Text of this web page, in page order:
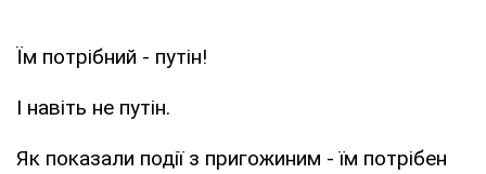
Їм потрібний - путін!
І навіть не путін.
Як показали події з пригожиним - їм потрібен